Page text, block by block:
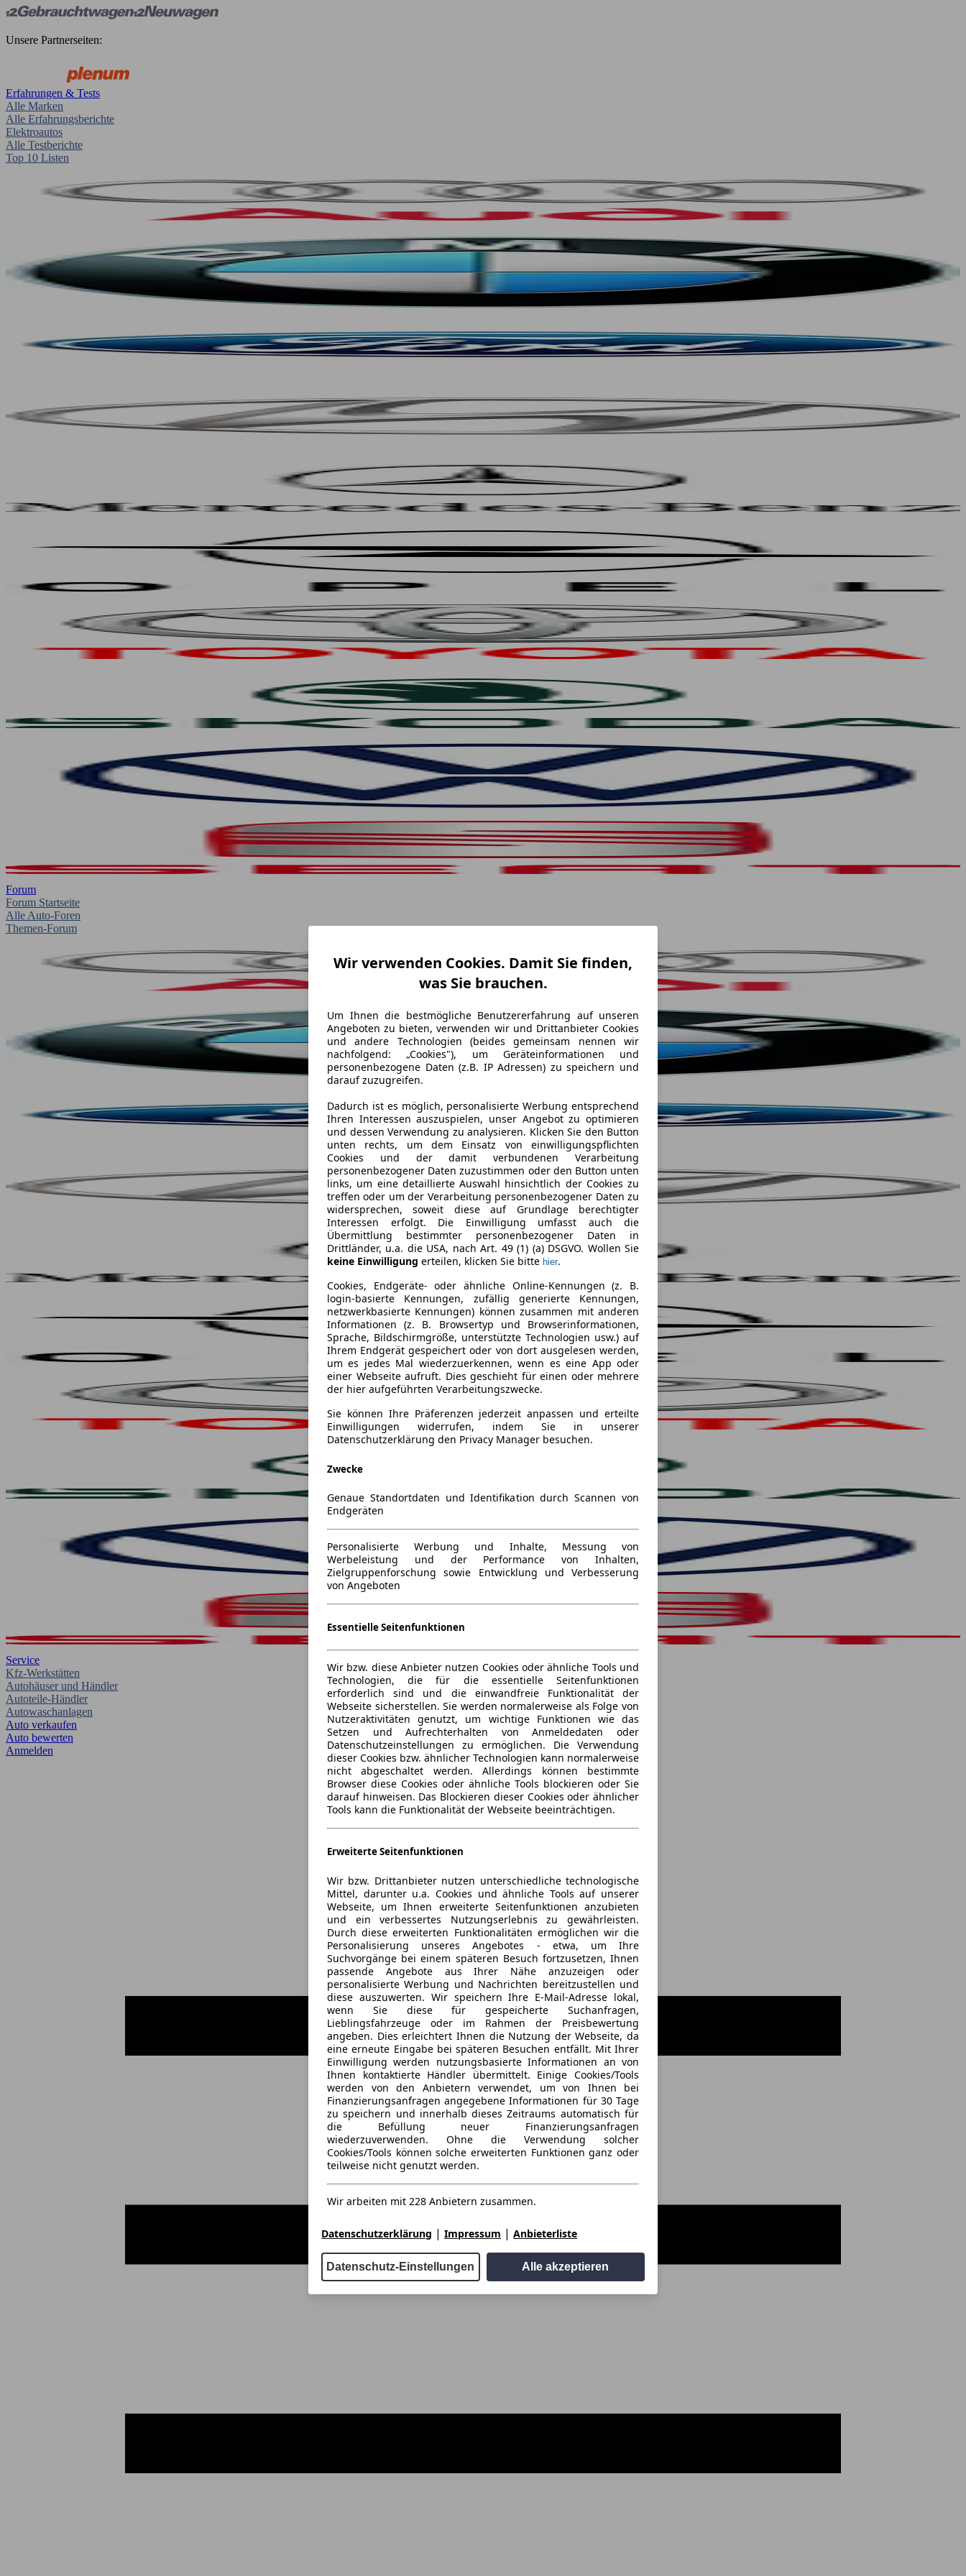
Unsere Partnerseiten:
Erfahrungen & Tests
Alle Marken
Alle Erfahrungsberichte
Elektroautos
Alle Testberichte
Top 10 Listen
Forum
Forum Startseite
Alle Auto-Foren
Themen-Forum
Service
Kfz-Werkstätten
Autohäuser und Händler
Autoteile-Händler
Autowaschanlagen
Auto verkaufen
Auto bewerten
Anmelden
Wir verwenden Cookies. Damit Sie finden,
was Sie brauchen.
Um Ihnen die bestmögliche Benutzererfahrung auf unseren
Angeboten zu bieten, verwenden wir und Drittanbieter Cookies
und andere Technologien (beides gemeinsam nennen wir
nachfolgend: „Cookies"), um Geräteinformationen und
personenbezogene Daten (z.B. IP Adressen) zu speichern und
darauf zuzugreifen.
Dadurch ist es möglich, personalisierte Werbung entsprechend
Ihren Interessen auszuspielen, unser Angebot zu optimieren
und dessen Verwendung zu analysieren. Klicken Sie den Button
unten rechts, um dem Einsatz von einwilligungspflichten
Cookies und der damit verbundenen Verarbeitung
personenbezogener Daten zuzustimmen oder den Button unten
links, um eine detaillierte Auswahl hinsichtlich der Cookies zu
treffen oder um der Verarbeitung personenbezogener Daten zu
widersprechen, soweit diese auf Grundlage berechtigter
Interessen erfolgt. Die Einwilligung umfasst auch die
Übermittlung bestimmter personenbezogener Daten in
Drittländer, u.a. die USA, nach Art. 49 (1) (a) DSGVO. Wollen Sie
keine Einwilligung erteilen, klicken Sie bitte hier.
Cookies, Endgeräte- oder ähnliche Online-Kennungen (z. B.
login-basierte Kennungen, zufällig generierte Kennungen,
netzwerkbasierte Kennungen) können zusammen mit anderen
Informationen (z. B. Browsertyp und Browserinformationen,
Sprache, Bildschirmgröße, unterstützte Technologien usw.) auf
Ihrem Endgerät gespeichert oder von dort ausgelesen werden,
um es jedes Mal wiederzuerkennen, wenn es eine App oder
einer Webseite aufruft. Dies geschieht für einen oder mehrere
der hier aufgeführten Verarbeitungszwecke.
Sie können Ihre Präferenzen jederzeit anpassen und erteilte
Einwilligungen widerrufen, indem Sie in unserer
Datenschutzerklärung den Privacy Manager besuchen.
Zwecke
Genaue Standortdaten und Identifikation durch Scannen von
Endgeräten
Personalisierte Werbung und Inhalte, Messung von
Werbeleistung und der Performance von Inhalten,
Zielgruppenforschung sowie Entwicklung und Verbesserung
von Angeboten
Essentielle Seitenfunktionen
Wir bzw. diese Anbieter nutzen Cookies oder ähnliche Tools und
Technologien, die für die essentielle Seitenfunktionen
erforderlich sind und die einwandfreie Funktionalität der
Webseite sicherstellen. Sie werden normalerweise als Folge von
Nutzeraktivitäten genutzt, um wichtige Funktionen wie das
Setzen und Aufrechterhalten von Anmeldedaten oder
Datenschutzeinstellungen zu ermöglichen. Die Verwendung
dieser Cookies bzw. ähnlicher Technologien kann normalerweise
nicht abgeschaltet werden. Allerdings können bestimmte
Browser diese Cookies oder ähnliche Tools blockieren oder Sie
darauf hinweisen. Das Blockieren dieser Cookies oder ähnlicher
Tools kann die Funktionalität der Webseite beeinträchtigen.
Erweiterte Seitenfunktionen
Wir bzw. Drittanbieter nutzen unterschiedliche technologische
Mittel, darunter u.a. Cookies und ähnliche Tools auf unserer
Webseite, um Ihnen erweiterte Seitenfunktionen anzubieten
und ein verbessertes Nutzungserlebnis zu gewährleisten.
Durch diese erweiterten Funktionalitäten ermöglichen wir die
Personalisierung unseres Angebotes - etwa, um Ihre
Suchvorgänge bei einem späteren Besuch fortzusetzen, Ihnen
passende Angebote aus Ihrer Nähe anzuzeigen oder
personalisierte Werbung und Nachrichten bereitzustellen und
diese auszuwerten. Wir speichern Ihre E-Mail-Adresse lokal,
wenn Sie diese für gespeicherte Suchanfragen,
Lieblingsfahrzeuge oder im Rahmen der Preisbewertung
angeben. Dies erleichtert Ihnen die Nutzung der Webseite, da
eine erneute Eingabe bei späteren Besuchen entfällt. Mit Ihrer
Einwilligung werden nutzungsbasierte Informationen an von
Ihnen kontaktierte Händler übermittelt. Einige Cookies/Tools
werden von den Anbietern verwendet, um von Ihnen bei
Finanzierungsanfragen angegebene Informationen für 30 Tage
zu speichern und innerhalb dieses Zeitraums automatisch für
die Befüllung neuer Finanzierungsanfragen
wiederzuverwenden. Ohne die Verwendung solcher
Cookies/Tools können solche erweiterten Funktionen ganz oder
teilweise nicht genutzt werden.
Wir arbeiten mit 228 Anbietern zusammen.
Datenschutzerklärung | Impressum | Anbieterliste
Datenschutz-Einstellungen Alle akzeptieren